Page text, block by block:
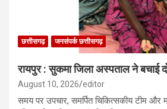
छत्तीसगढ़ जनसंपर्क छत्तीसगढ़
रायपुर : सुकमा जिला अस्पताल ने बचाई
August 10, 2026 editor
समय पर उपचार, समर्पित चिकित्सकीय टीम और